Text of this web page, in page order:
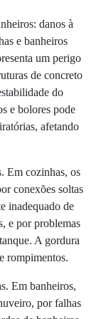
danos à
e banheiros
um perigo
de concreto
do
e bolores pode
afetando
Em cozinhas, os
conexões soltas
inadequado de
e por problemas
A gordura
rompimentos.
Em banheiros,
por falhas